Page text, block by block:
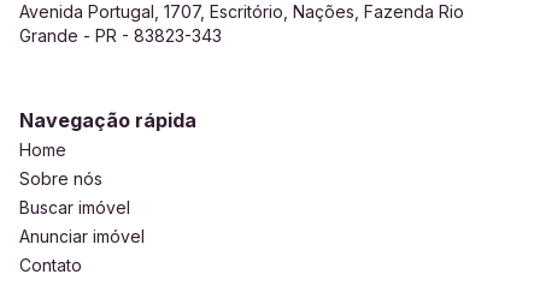
Avenida Portugal, 1707, Escritório, Nações, Fazenda Rio
Grande - PR - 83823-343
Navegação rápida
Home
Sobre nós
Buscar imóvel
Anunciar imóvel
Contato